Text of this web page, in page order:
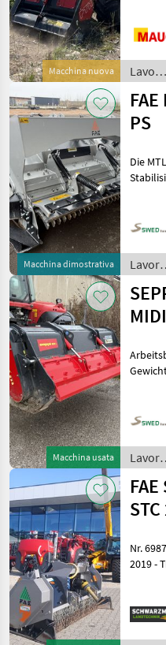
FAE
2
SEPPI M.
2
MARKETPLACE
Marketplace
Offerte dei
rivenditori
Macchina nuova
di
passo
/
Macchina dimostrativa
PS
Die
mit
bis zu
/ FAE
Macchina usata
tiefe
/
M.
Nr. 69876
2019 -
Ø 30
Arbeitstiefe 20